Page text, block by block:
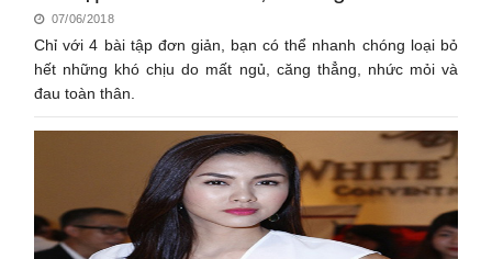
07/06/2018
Chỉ với 4 bài tập đơn giản, bạn có thể nhanh chóng loại bỏ
hết những khó chịu do mất ngủ, căng thẳng, nhức mỏi và
đau toàn thân.